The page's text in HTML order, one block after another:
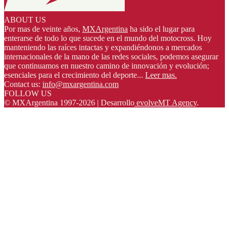
ABOUT US
Por mas de veinte años, MXArgentina ha sido el lugar para
enterarse de todo lo que sucede en el mundo del motocross. Hoy
manteniendo las raíces intactas y expandiéndonos a mercados
internacionales de la mano de las redes sociales, podemos asegurar
que continuamos en nuestro camino de innovación y evolución;
esenciales para el crecimiento del deporte... Leer mas.
Contact us: info@mxargentina.com
FOLLOW US
© MXArgentina 1997-2026 | Desarrollo evolveMT Agency.